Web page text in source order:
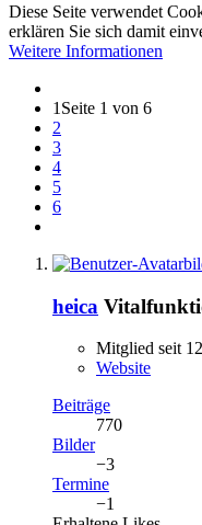
Diese Seite verwendet
erklären Sie sich damit
Weitere Informationen
1 Seite 1 von 6
2
3
4
5
6
heica
Mitglied seit
Website
Beiträge
770
Bilder
−3
Termine
−1